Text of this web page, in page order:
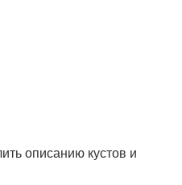
описанию кустов и